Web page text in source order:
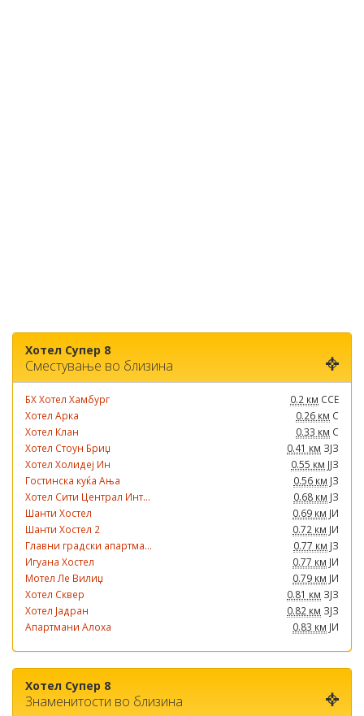
Хотел Супер 8
Сместување во близина
БХ Хотел Хамбург 0.2 км ССЕ
Хотел Арка
0.26 км С
Хотел Клан
0.33 км С
Хотел Стоун Бриџ
0.41 км ЗЈЗ
Хотел Холидеј Ин
0.55 км ЈЈЗ
Гостинска куќа Ања
0.56 км ЈЗ
Хотел Сити Централ Инт...
0.68 км ЈЗ
Шанти Хостел
0.69 км ЈИ
Шанти Хостел 2
0.72 км ЈИ
Главни градски апартма...
0.77 км ЈЗ
Игуана Хостел
0.77 км ЈИ
Мотел Ле Вилиџ
0.79 км ЈИ
Хотел Сквер
0.81 км ЗЈЗ
Хотел Јадран
0.82 км ЗЈЗ
Апартмани Алоха
0.83 км ЈИ
Хотел Супер 8
Знаменитости во близина